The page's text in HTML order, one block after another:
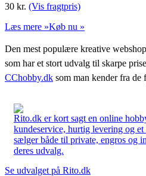
30 kr. (Vis fragtpris)
Læs mere »Køb nu »
Den mest populære kreative
som har et stort udvalg til skarpe
CChobby.dk som man kender fra de
Rito.dk er kort sagt en online
kundeservice, hurtig levering og et
sælger både til private, engros og
deres udvalg.
Se udvalget på Rito.dk